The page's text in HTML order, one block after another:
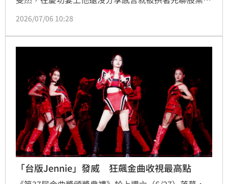
議大家週一進場，1週後該檔果真爆漲。蕭煌奇成為大
驗，要大家絕對不要貪心。
2026/07/06 10:28
「台版Jennie」發威 狂飆金曲收視最高點